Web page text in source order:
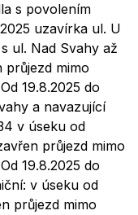
s povolením
uzavírka ul. U
ul. Nad Svahy až
průjezd mimo
19.8.2025 do
a navazující
v úseku od
průjezd mimo
19.8.2025 do
v úseku od
průjezd mimo